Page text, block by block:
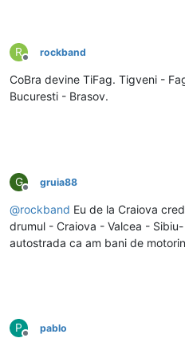
R
Deconectat
rockband
CoBra devine TiFag. Tigveni -
Bucuresti - Brasov.
G
Deconectat
gruia88
@rockband Eu de la Craiova
drumul - Craiova - Valcea -
autostrada ca am bani de
P pablo